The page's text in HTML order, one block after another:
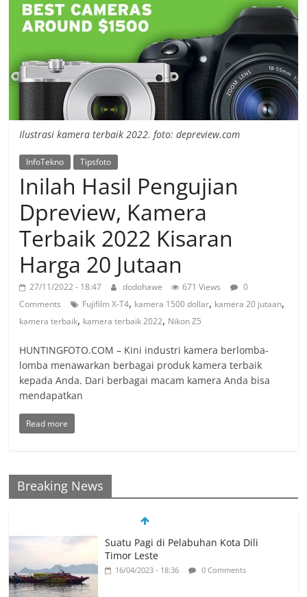
Ilustrasi kamera terbaik 2022. foto: depreview.com
InfoTekno Tipsfoto
Inilah Hasil Pengujian
Dpreview, Kamera
Terbaik 2022 Kisaran
Harga 20 Jutaan
27/11/2022 - 18:47 dodohawe 671 Views
0
Comments
Fujifilm X-T4, kamera 1500 dollar, kamera 20 jutaan,
kamera terbaik, kamera terbaik 2022, Nikon Z5
HUNTINGFOTO.COM – Kini industri kamera berlomba-
lomba menawarkan berbagai produk kamera terbaik
kepada Anda. Dari berbagai macam kamera Anda bisa
mendapatkan
Read more
Breaking News
Suatu Pagi di Pelabuhan Kota Dili
Timor Leste
16/04/2023 - 18:36 0 Comments